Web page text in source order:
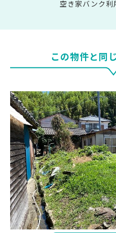
空き家バンク利
この物件と同